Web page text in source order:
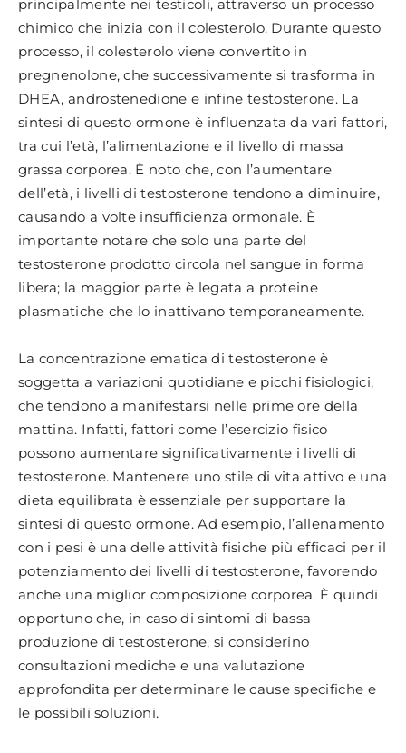
principalmente nei testicoli, attraverso un processo
chimico che inizia con il colesterolo. Durante questo
processo, il colesterolo viene convertito in
pregnenolone, che successivamente si trasforma in
DHEA, androstenedione e infine testosterone. La
sintesi di questo ormone è influenzata da vari fattori,
tra cui l’età, l’alimentazione e il livello di massa
grassa corporea. È noto che, con l’aumentare
dell’età, i livelli di testosterone tendono a diminuire,
causando a volte insufficienza ormonale. È
importante notare che solo una parte del
testosterone prodotto circola nel sangue in forma
libera; la maggior parte è legata a proteine
plasmatiche che lo inattivano temporaneamente.
La concentrazione ematica di testosterone è
soggetta a variazioni quotidiane e picchi fisiologici,
che tendono a manifestarsi nelle prime ore della
mattina. Infatti, fattori come l’esercizio fisico
possono aumentare significativamente i livelli di
testosterone. Mantenere uno stile di vita attivo e una
dieta equilibrata è essenziale per supportare la
sintesi di questo ormone. Ad esempio, l’allenamento
con i pesi è una delle attività fisiche più efficaci per il
potenziamento dei livelli di testosterone, favorendo
anche una miglior composizione corporea. È quindi
opportuno che, in caso di sintomi di bassa
produzione di testosterone, si considerino
consultazioni mediche e una valutazione
approfondita per determinare le cause specifiche e
le possibili soluzioni.